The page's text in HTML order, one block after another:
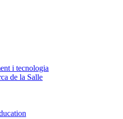
i tecnologia
de la Salle